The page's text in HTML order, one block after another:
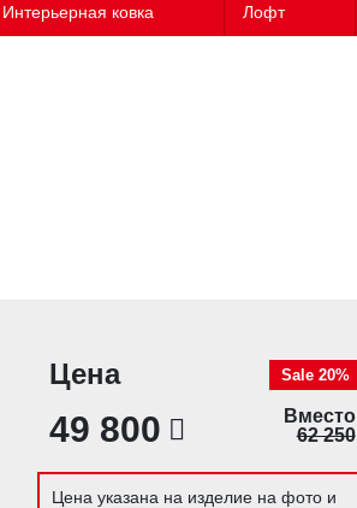
Интерьерная ковка Лофт
Цена
49 800
Sale 20%
Вместо
62 250
Цена указана на изделие на фото и